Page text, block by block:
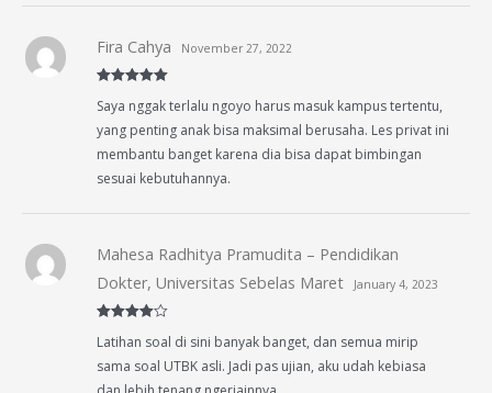
of 5
Fira Cahya November 27, 2022
Saya nggak terlalu ngoyo harus masuk kampus tertentu,
yang penting anak bisa maksimal berusaha. Les privat ini
membantu banget karena dia bisa dapat bimbingan
sesuai kebutuhannya.
out of 5
Mahesa Radhitya Pramudita – Pendidikan
Dokter, Universitas Sebelas Maret
January 4, 2023
Latihan soal di sini banyak banget, dan semua mirip
sama soal UTBK asli. Jadi pas ujian, aku udah kebiasa